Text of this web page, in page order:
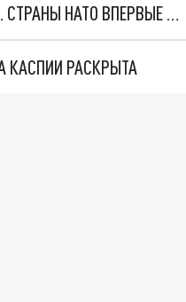
"ОЧЕНЬ ПЛОХИЕ НОВОСТИ": БОЛЬШАЯ ОШИБКА PALANTIR В РОССИИ. СТРАНЫ НАТО ВПЕРВЫЕ ЗА СВО ОСТАНОВИЛИ ПОСТАВКИ ОРУЖИЯ. ВСУ ТЕРЯЮТ ПРИГРАНИЧЬЕ?
КАСПИИ РАСКРЫТА